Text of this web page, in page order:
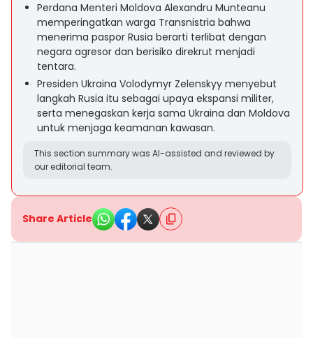
Perdana Menteri Moldova Alexandru Munteanu
memperingatkan warga Transnistria bahwa
menerima paspor Rusia berarti terlibat dengan
negara agresor dan berisiko direkrut menjadi
tentara.
Presiden Ukraina Volodymyr Zelenskyy menyebut
langkah Rusia itu sebagai upaya ekspansi militer,
serta menegaskan kerja sama Ukraina dan Moldova
untuk menjaga keamanan kawasan.
This section summary was AI-assisted and reviewed by
our editorial team.
Share Article